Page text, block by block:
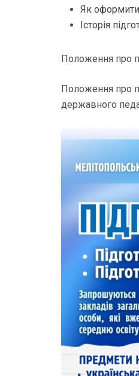
Як
Історія
Положення про
Положення про
державного